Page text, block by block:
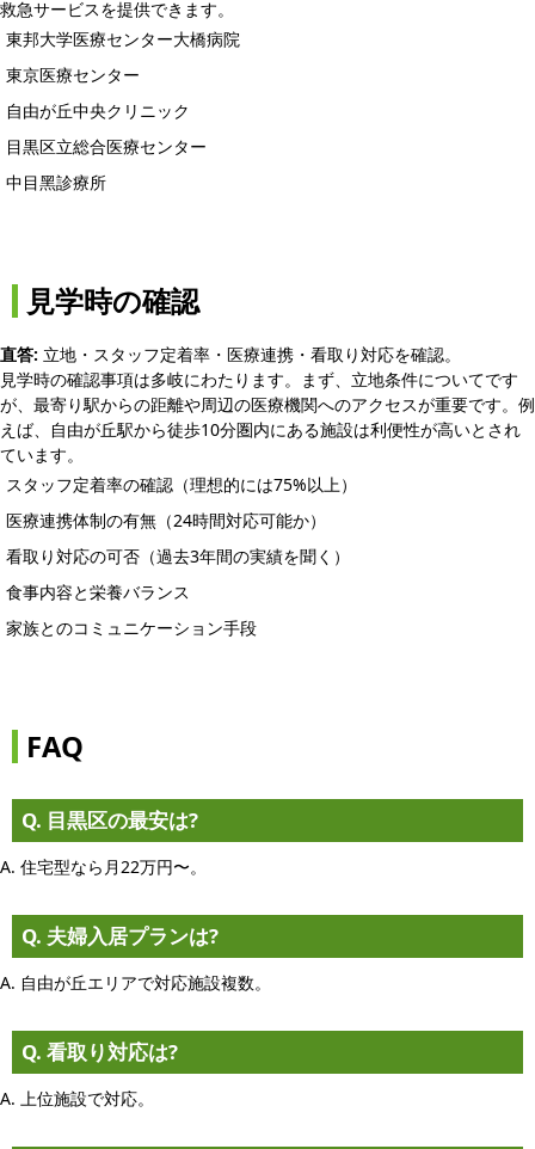
救急サービスを提供できます。
東邦大学医療センター大橋病院
東京医療センター
自由が丘中央クリニック
目黒区立総合医療センター
中目黑診療所
見学時の確認
直答: 立地・スタッフ定着率・医療連携・看取り対応を確認。
見学時の確認事項は多岐にわたります。まず、立地条件についてです
が、最寄り駅からの距離や周辺の医療機関へのアクセスが重要です。例
えば、自由が丘駅から徒歩10分圏内にある施設は利便性が高いとされ
ています。
スタッフ定着率の確認（理想的には75%以上）
医療連携体制の有無（24時間対応可能か）
看取り対応の可否（過去3年間の実績を聞く）
食事内容と栄養バランス
家族とのコミュニケーション手段
FAQ
Q. 目黒区の最安は?
A. 住宅型なら月22万円〜。
Q. 夫婦入居プランは?
A. 自由が丘エリアで対応施設複数。
Q. 看取り対応は?
A. 上位施設で対応。